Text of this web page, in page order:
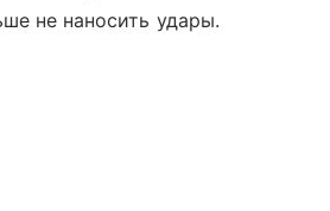
не наносить удары.